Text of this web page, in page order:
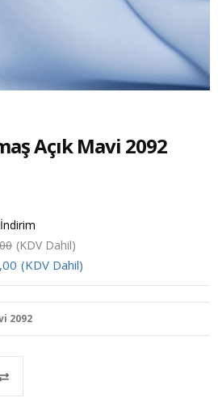
Açık Mavi 2092
İndirim
(KDV Dahil)
(KDV Dahil)
2092